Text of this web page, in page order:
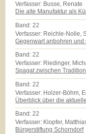
Verfasser: Busse, Renate
Die alte Manufaktur als
Band: 22
Verfasser: Reichle-Nolle,
Gegenwart anbohren
Band:22
Verfasser: Riedinger,
Spagat zwischen
Band: 22
Verfasser: Holzer-Böhm,
Überblick über die
Band:22
Verfasser: Klopfer,
Bürgerstiftung Schorndorf